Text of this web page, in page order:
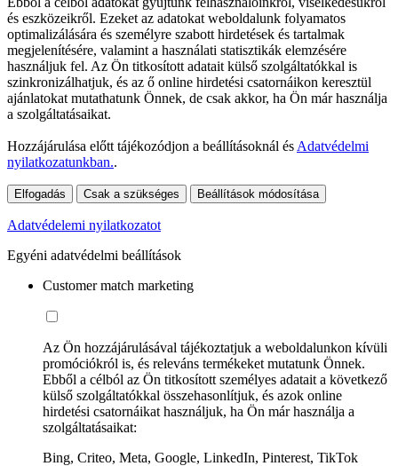
és eszközeikről. Ezeket az adatokat weboldalunk folyamatos
optimalizálására és személyre szabott hirdetések és tartalmak
megjelenítésére, valamint a használati statisztikák elemzésére
használjuk fel. Az Ön titkosított adatait külső szolgáltatókkal is
szinkronizálhatjuk, és az ő online hirdetési csatornáikon keresztül
ajánlatokat mutathatunk Önnek, de csak akkor, ha Ön már használja
a szolgáltatásaikat.
Hozzájárulása előtt tájékozódjon a beállításoknál és Adatvédelmi
nyilatkozatunkban..
Elfogadás Csak a szükséges Beállítások módosítása
Adatvédelemi nyilatkozatot
Egyéni adatvédelmi beállítások
Customer match marketing
Az Ön hozzájárulásával tájékoztatjuk a weboldalunkon kívüli
promóciókról is, és releváns termékeket mutatunk Önnek.
Ebből a célból az Ön titkosított személyes adatait a következő
külső szolgáltatókkal összehasonlítjuk, és azok online
hirdetési csatornáikat használjuk, ha Ön már használja a
szolgáltatásaikat:
Bing, Criteo, Meta, Google, LinkedIn, Pinterest, TikTok